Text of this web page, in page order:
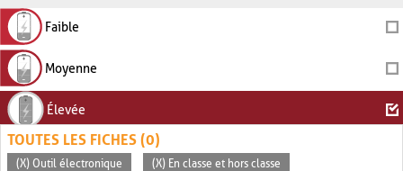
Faible
Moyenne
Élevée
TOUTES LES FICHES (0)
(X) Outil électronique (X) En classe et hors classe